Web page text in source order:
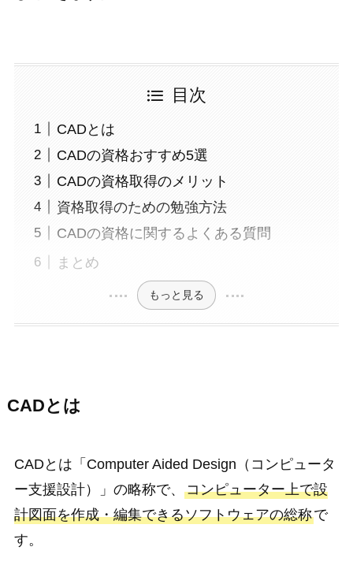
目次
CADとは
CADの資格おすすめ5選
CADの資格取得のメリット
資格取得のための勉強方法
CADの資格に関するよくある質問
まとめ
もっと見る
CADとは
CADとは「Computer Aided Design（コンピュータ
ー支援設計）」の略称で、 コンピューター上で設
計図面を作成・編集できるソフトウェアの総称で
す。